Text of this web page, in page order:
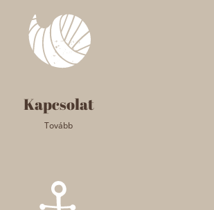
Kapcsolat
Tovább